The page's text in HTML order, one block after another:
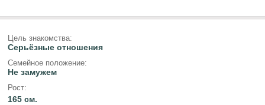
Цель знакомства:
Серьёзные отношения
Семейное положение:
Не замужем
Рост:
165 см.